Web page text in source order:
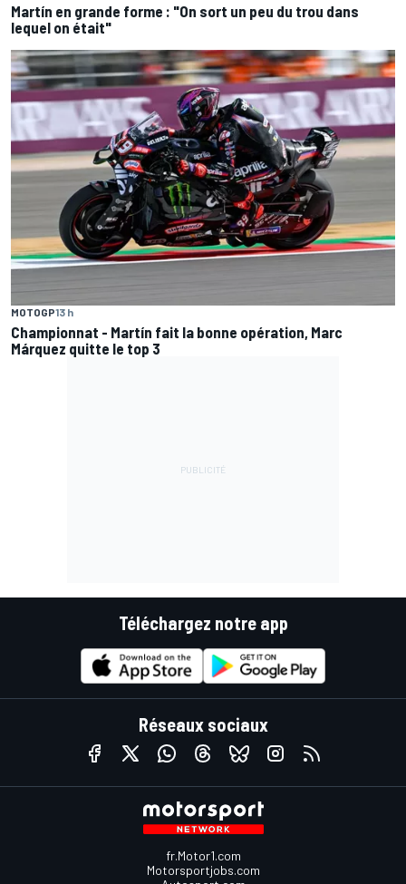
Martín en grande forme : "On sort un peu du trou dans
lequel on était"
MOTOGP13 h
Championnat - Martín fait la bonne opération, Marc
Márquez quitte le top 3
Téléchargez notre app
Réseaux sociaux
fr.Motor1.com
Motorsportjobs.com